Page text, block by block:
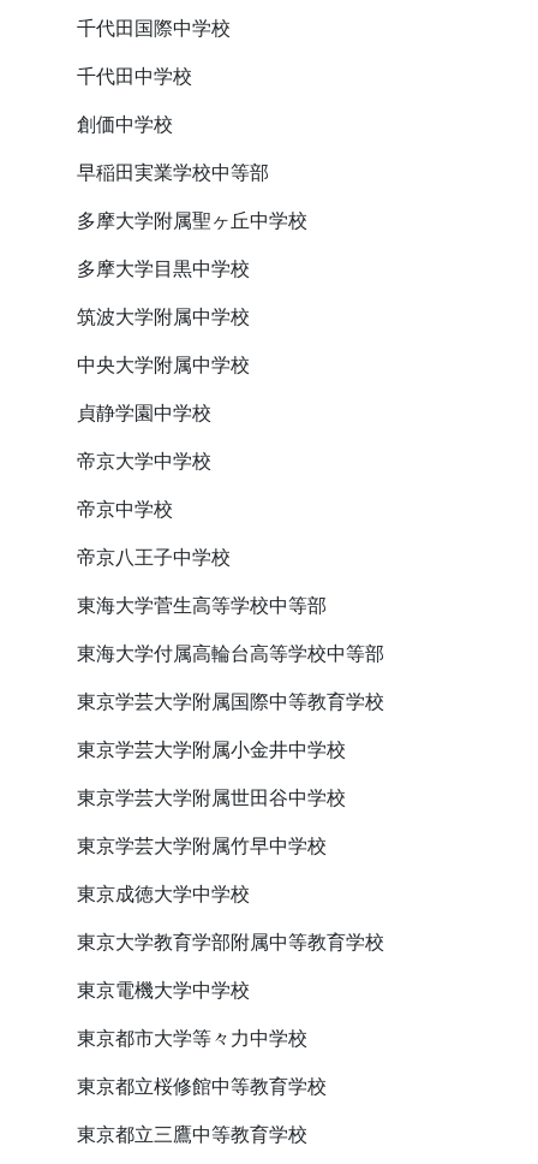
千代田国際中学校
千代田中学校
創価中学校
早稲田実業学校中等部
多摩大学附属聖ヶ丘中学校
多摩大学目黒中学校
筑波大学附属中学校
中央大学附属中学校
貞静学園中学校
帝京大学中学校
帝京中学校
帝京八王子中学校
東海大学菅生高等学校中等部
東海大学付属高輪台高等学校中等部
東京学芸大学附属国際中等教育学校
東京学芸大学附属小金井中学校
東京学芸大学附属世田谷中学校
東京学芸大学附属竹早中学校
東京成徳大学中学校
東京大学教育学部附属中等教育学校
東京電機大学中学校
東京都市大学等々力中学校
東京都立桜修館中等教育学校
東京都立三鷹中等教育学校